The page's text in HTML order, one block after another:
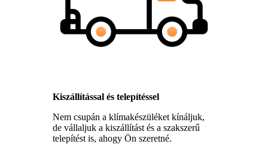
Kiszállítással és telepítéssel
Nem csupán a klímakészüléket kínáljuk,
de vállaljuk a kiszállítást és a szakszerű
telepítést is, ahogy Ön szeretné.